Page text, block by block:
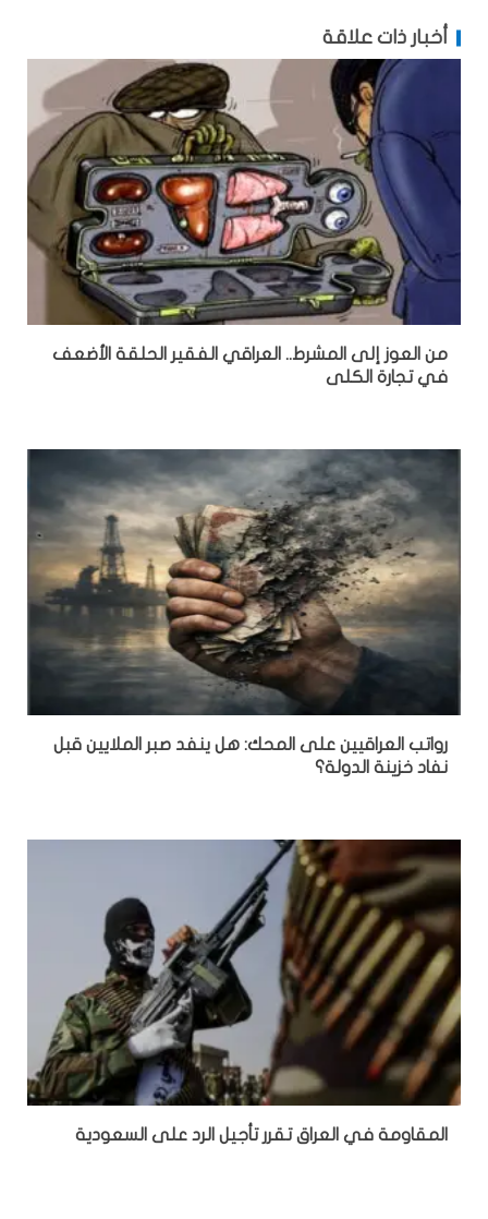
أخبار ذات علاقة
من العوز إلى المشرط.. العراقي الفقير الحلقة الأضعف
في تجارة الكلى
رواتب العراقيين على المحك: هل ينفد صبر الملايين قبل
نفاد خزينة الدولة؟
المقاومة في العراق تقرر تأجيل الرد على السعودية